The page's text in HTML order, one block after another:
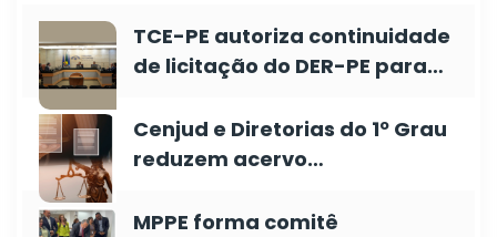
TCE-PE autoriza continuidade
de licitação do DER-PE para…
Cenjud e Diretorias do 1º Grau
reduzem acervo…
MPPE forma comitê